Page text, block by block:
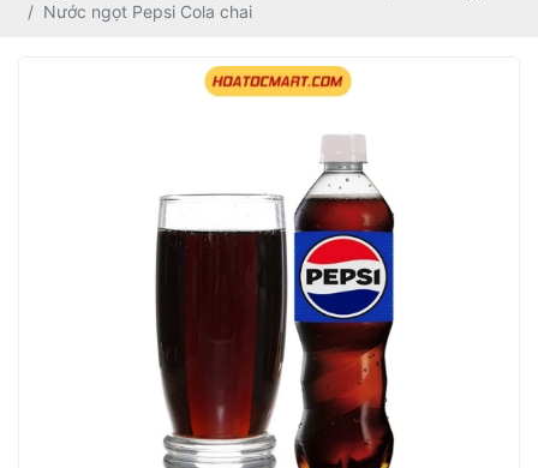
Nước ngọt Pepsi Cola chai